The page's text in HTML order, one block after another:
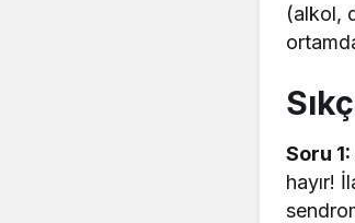
(alkol,
Soru
hayır!